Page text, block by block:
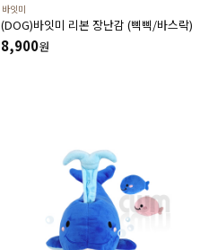
바잇미
(DOG)바잇미 리본 장난감 (삑삑/바스락)
8,900원